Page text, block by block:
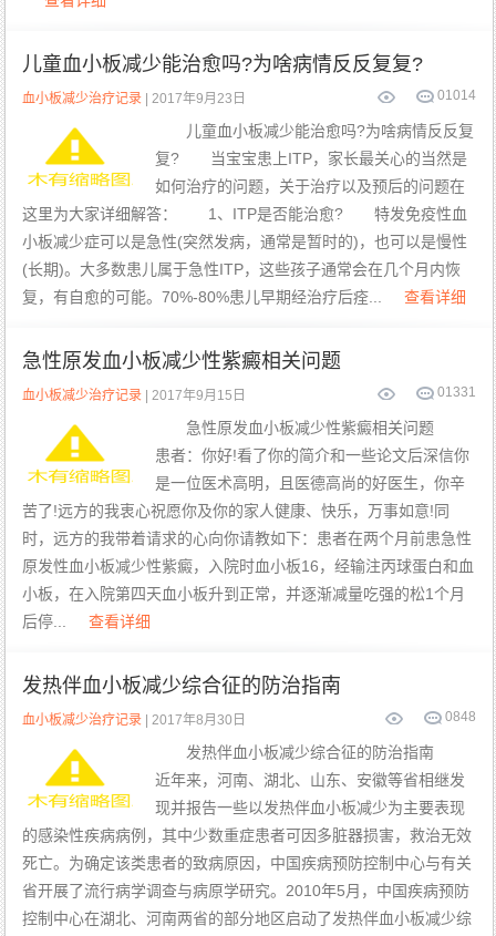
儿童血小板减少能治愈吗?为啥病情反反复复?
1014
0
血小板减少治疗记录 | 2017年9月23日
儿童血小板减少能治愈吗?为啥病情反反复
复? 当宝宝患上ITP，家长最关心的当然是
如何治疗的问题，关于治疗以及预后的问题在
这里为大家详细解答： 1、ITP是否能治愈? 特发免疫性血
小板减少症可以是急性(突然发病，通常是暂时的)，也可以是慢性
(长期)。大多数患儿属于急性ITP，这些孩子通常会在几个月内恢
复，有自愈的可能。70%-80%患儿早期经治疗后痊...
查看详细
急性原发血小板减少性紫癜相关问题
1331
0
血小板减少治疗记录 | 2017年9月15日
急性原发血小板减少性紫癜相关问题
患者：你好!看了你的简介和一些论文后深信你
是一位医术高明，且医德高尚的好医生，你辛
苦了!远方的我衷心祝愿你及你的家人健康、快乐，万事如意!同
时，远方的我带着请求的心向你请教如下：患者在两个月前患急性
原发性血小板减少性紫癜，入院时血小板16，经输注丙球蛋白和血
小板，在入院第四天血小板升到正常，并逐渐减量吃强的松1个月
后停...
查看详细
发热伴血小板减少综合征的防治指南
848
0
血小板减少治疗记录 | 2017年8月30日
发热伴血小板减少综合征的防治指南
近年来，河南、湖北、山东、安徽等省相继发
现并报告一些以发热伴血小板减少为主要表现
的感染性疾病病例，其中少数重症患者可因多脏器损害，救治无效
死亡。为确定该类患者的致病原因，中国疾病预防控制中心与有关
省开展了流行病学调查与病原学研究。2010年5月，中国疾病预防
控制中心在湖北、河南两省的部分地区启动了发热伴血小板减少综